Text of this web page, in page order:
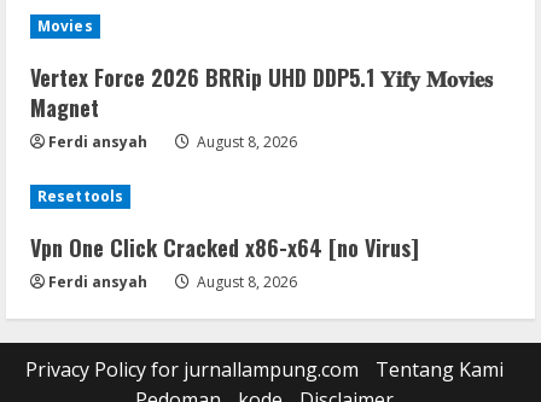
Movies
Vertex Force 2026 BRRip UHD DDP5.1 𝐘𝐢𝐟𝐲 𝐌𝐨𝐯𝐢𝐞𝐬
Magnet
Ferdi ansyah August 8, 2026
Resettools
Vpn One Click Cracked x86-x64 [no Virus]
Ferdi ansyah August 8, 2026
Privacy Policy for jurnallampung.com
Tentang Kami